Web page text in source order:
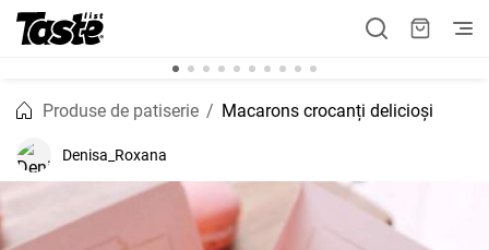
Produse de patiserie Macarons crocanți delicioși
Denisa_Roxana